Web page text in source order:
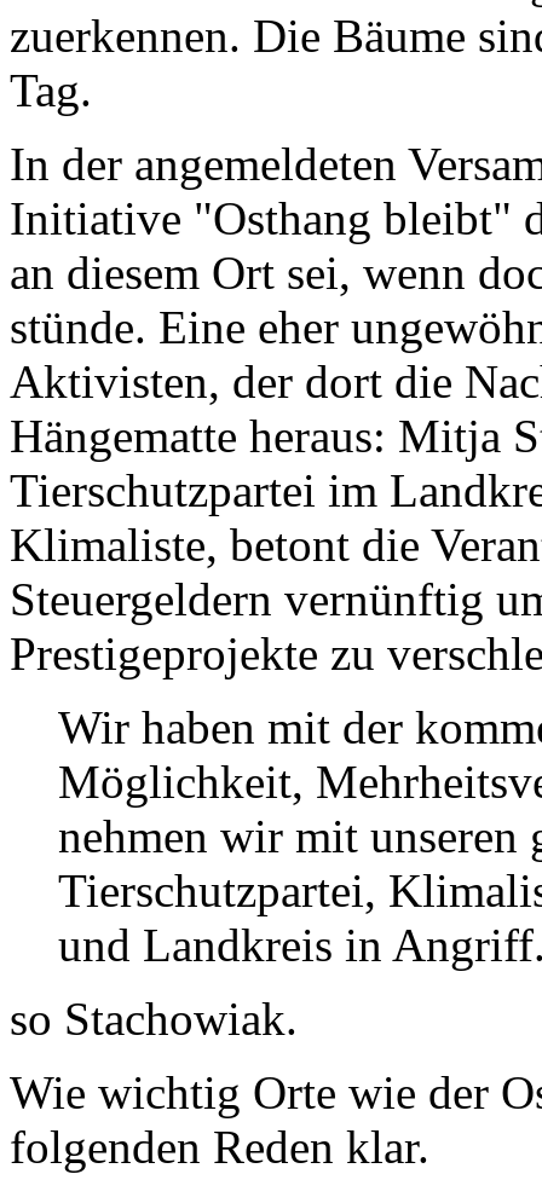
zuerkennen. Die Bäume
Tag.
In der angemeldeten
Initiative "Osthang bleibt"
an diesem Ort sei, wenn
stünde. Eine eher
Aktivisten, der dort die
Hängematte heraus: Mitja
Tierschutzpartei im
Klimaliste, betont die
Steuergeldern vernünftig
Prestigeprojekte zu
Wir haben mit der
Möglichkeit,
nehmen wir mit unseren
Tierschutzpartei,
und Landkreis in
so Stachowiak.
Wie wichtig Orte wie der
folgenden Reden klar.